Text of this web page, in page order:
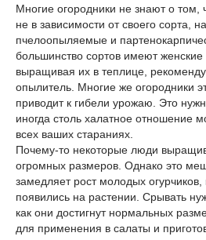
Многие огородники не знают о том,
не в зависимости от своего сорта,
пчелоопыляемые и
большинство сортов имеют женские
выращивая их в теплице,
опылитель. Многие же огородники
приводит к гибели урожаю. Это
иногда столь халатное отношение
всех ваших стараниях.
Почему-то некоторые люди
огромных размеров. Однако это
замедляет рост молодых огурчиков,
появились на растении. Срывать
как они достигнут нормальных
для применения в салаты и